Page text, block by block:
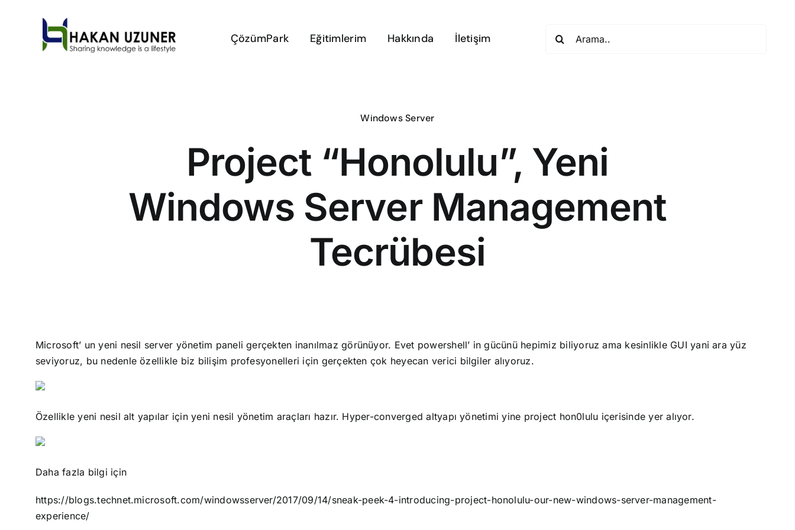
ÇözümPark Eğitimlerim Hakkında İletişim
Windows Server
Project “Honolulu”, Yeni
Windows Server Management
Tecrübesi
Microsoft’ un yeni nesil server yönetim paneli gerçekten inanılmaz görünüyor. Evet powershell’ in gücünü hepimiz biliyoruz ama kesinlikle GUI yani ara yüz
seviyoruz, bu nedenle özellikle biz bilişim profesyonelleri için gerçekten çok heyecan verici bilgiler alıyoruz.
Özellikle yeni nesil alt yapılar için yeni nesil yönetim araçları hazır. Hyper-converged altyapı yönetimi yine project hon0lulu içerisinde yer alıyor.
Daha fazla bilgi için
https://blogs.technet.microsoft.com/windowsserver/2017/09/14/sneak-peek-4-introducing-project-honolulu-our-new-windows-server-management-
experience/